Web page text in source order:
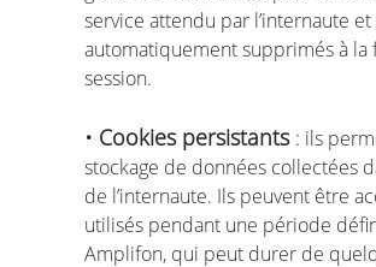
service attendu par l’internaute
automatiquement supprimés à la
session.
• Cookies persistants : ils
stockage de données collectées
de l’internaute. Ils peuvent être
utilisés pendant une période
Amplifon, qui peut durer de